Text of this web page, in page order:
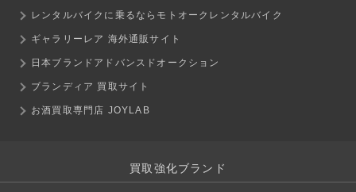
レンタルバイクに乗るならモトオークレンタルバイク
ギャラリーレア 海外通販サイト
日本ブランドアドバンスドオークション
ブランディア 買取サイト
お酒買取専門店 JOYLAB
買取強化ブランド